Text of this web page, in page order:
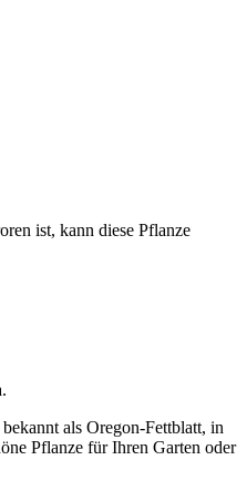
ist, kann diese Pflanze
als Oregon-Fettblatt, in
Pflanze für Ihren Garten oder